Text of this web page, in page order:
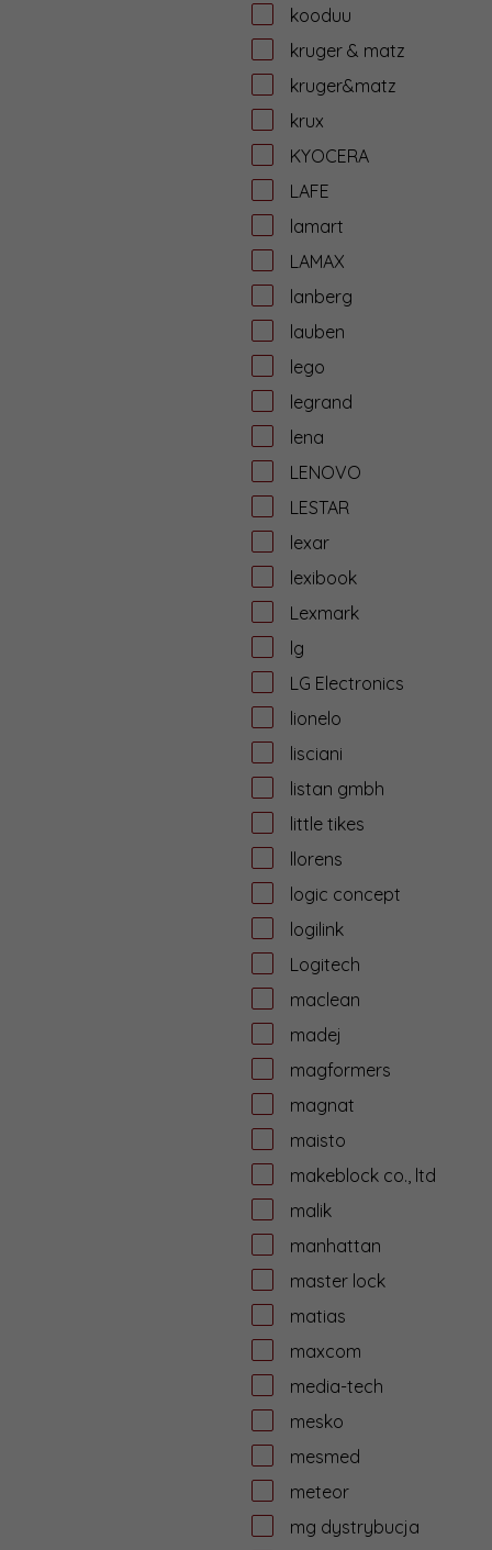
kooduu
kruger & matz
kruger&matz
krux
KYOCERA
LAFE
lamart
LAMAX
lanberg
lauben
lego
legrand
lena
LENOVO
LESTAR
lexar
lexibook
Lexmark
lg
LG Electronics
lionelo
lisciani
listan gmbh
little tikes
llorens
logic concept
logilink
Logitech
maclean
madej
magformers
magnat
maisto
makeblock co., ltd
malik
manhattan
master lock
matias
maxcom
media-tech
mesko
mesmed
meteor
mg dystrybucja